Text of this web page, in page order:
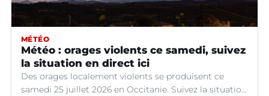
MÉTÉO
Météo : orages violents ce samedi, suivez
la situation en direct ici
Des orages localement violents se produisent ce
samedi 25 juillet 2026 en Occitanie. Suivez la situation